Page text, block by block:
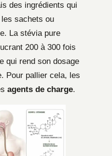
des ingrédients qui
les sachets ou
La stévia pure
200 à 300 fois
qui rend son dosage
Pour pallier cela, les
agents de charge.